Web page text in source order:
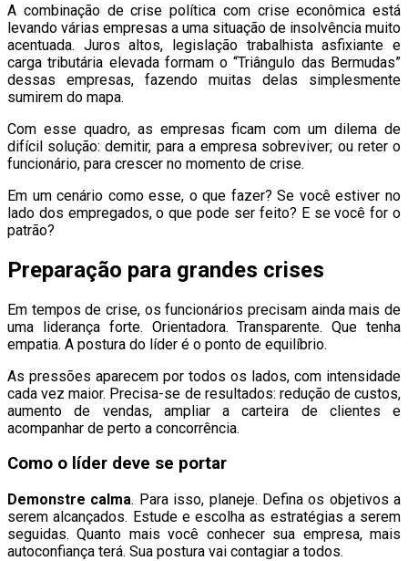
A combinação de crise política com crise econômica está
levando várias empresas a uma situação de insolvência muito
acentuada. Juros altos, legislação trabalhista asfixiante e
carga tributária elevada formam o “Triângulo das Bermudas”
dessas empresas, fazendo muitas delas simplesmente
sumirem do mapa.
Com esse quadro, as empresas ficam com um dilema de
difícil solução: demitir, para a empresa sobreviver; ou reter o
funcionário, para crescer no momento de crise.
Em um cenário como esse, o que fazer? Se você estiver no
lado dos empregados, o que pode ser feito? E se você for o
patrão?
Preparação para grandes crises
Em tempos de crise, os funcionários precisam ainda mais de
uma liderança forte. Orientadora. Transparente. Que tenha
empatia. A postura do líder é o ponto de equilíbrio.
As pressões aparecem por todos os lados, com intensidade
cada vez maior. Precisa-se de resultados: redução de custos,
aumento de vendas, ampliar a carteira de clientes e
acompanhar de perto a concorrência.
Como o líder deve se portar
Demonstre calma. Para isso, planeje. Defina os objetivos a
serem alcançados. Estude e escolha as estratégias a serem
seguidas. Quanto mais você conhecer sua empresa, mais
autoconfiança terá. Sua postura vai contagiar a todos.